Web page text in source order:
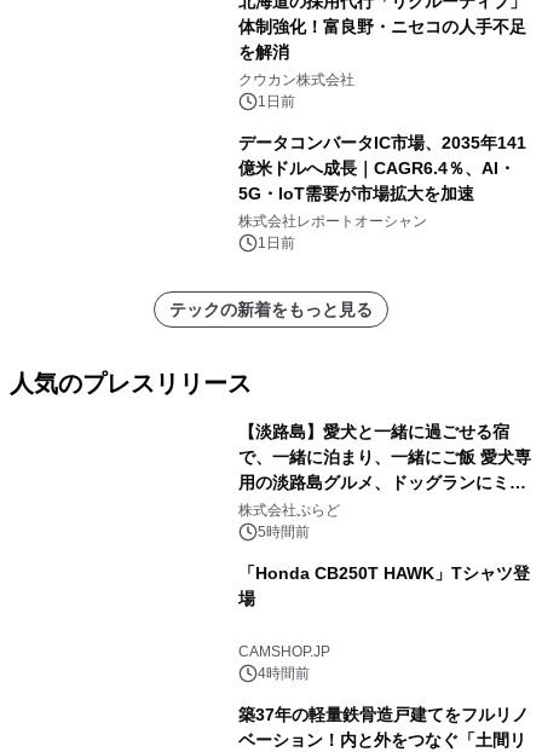
体制強化！富良野・ニセコの人手不足
を解消
クウカン株式会社
1日前
データコンバータIC市場、2035年141
億米ドルへ成長｜CAGR6.4％、AI・
5G・IoT需要が市場拡大を加速
株式会社レポートオーシャン
1日前
テックの新着をもっと見る
人気のプレスリリース
【淡路島】愛犬と一緒に過ごせる宿
で、一緒に泊まり、一緒にご飯 愛犬専
用の淡路島グルメ、ドッグランにミニ
プール グランピングとトレーラーハウ
スの2施設で
株式会社ぷらど
5時間前
「Honda CB250T HAWK」Tシャツ登
場
CAMSHOP.JP
4時間前
築37年の軽量鉄骨造戸建てをフルリノ
ベーション！内と外をつなぐ「土間リ